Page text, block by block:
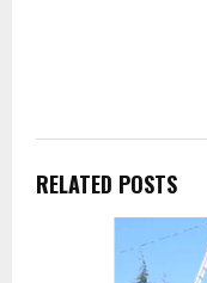
RELATED POSTS